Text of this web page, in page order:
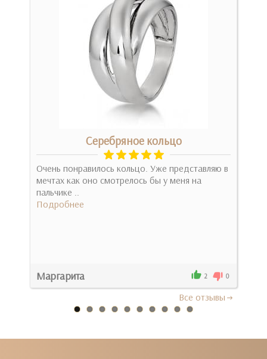
Серебряное кольцо
Очень понравилось кольцо. Уже представляю в
мечтах как оно смотрелось бы у меня на
пальчике ..
Подробнее
Маргарита 2 0
Все отзывы